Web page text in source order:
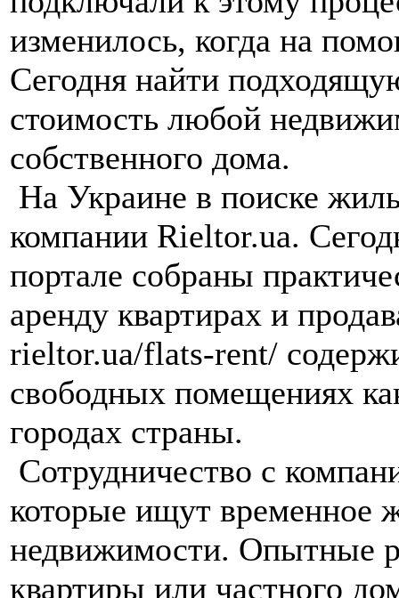
изменилось, когда на
Сегодня найти
стоимость любой
собственного дома.
На Украине в поиске
компании Rieltor.ua.
портале собраны
аренду квартирах и
rieltor.ua/flats-rent/
свободных помещениях
городах страны.
Сотрудничество с
которые ищут временное
недвижимости. Опытные
квартиры или частного